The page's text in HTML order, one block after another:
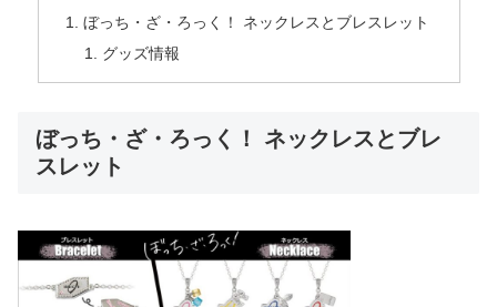
ぼっち・ざ・ろっく！ ネックレスとブレスレット
グッズ情報
ぼっち・ざ・ろっく！ ネックレスとブレ
スレット